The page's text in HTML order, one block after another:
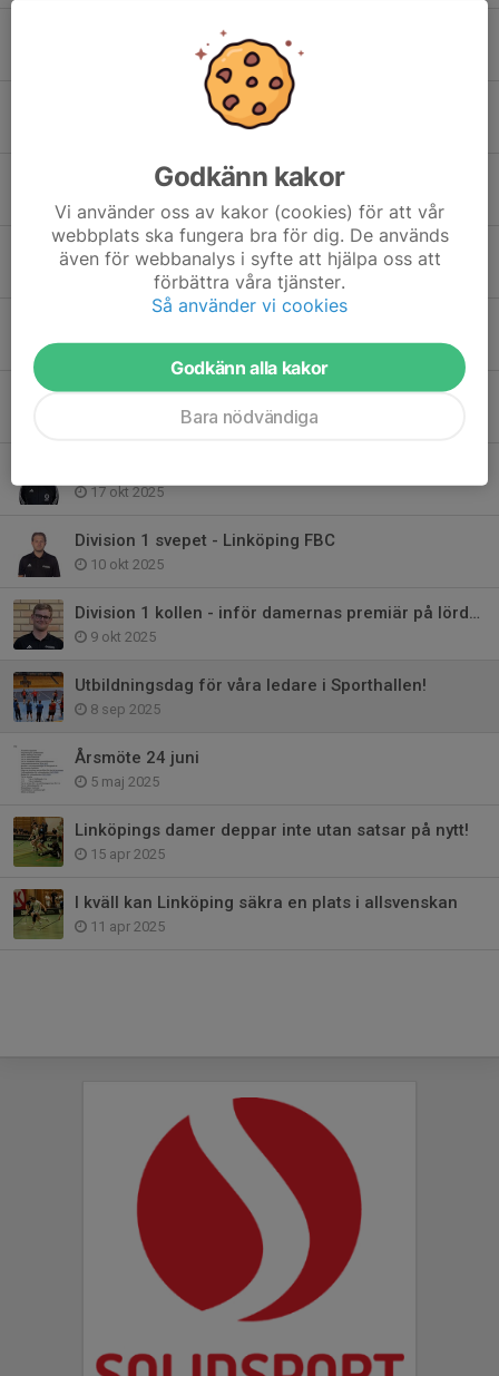
Nya Multihallen – Spaden har satts i backen!
Ni missar väl inte slutspelsfesten?
10 jan, 10:07
Ny stor bortaseger när Linköping slog JIK
28 dec 2025
16 dec 2025
Utbildningsnivån har gått upp i höst!
17 okt 2025
Division 1 svepet - Linköping FBC
10 okt 2025
Division 1 kollen - inför damernas premiär på lördag
9 okt 2025
Utbildningsdag för våra ledare i Sporthallen!
8 sep 2025
Årsmöte 24 juni
5 maj 2025
Linköpings damer deppar inte utan satsar på nytt!
15 apr 2025
I kväll kan Linköping säkra en plats i allsvenskan
11 apr 2025
Godkänn kakor
Vi använder oss av kakor (cookies) för att vår
webbplats ska fungera bra för dig. De används
även för webbanalys i syfte att hjälpa oss att
förbättra våra tjänster.
Så använder vi cookies
Godkänn alla kakor
Bara nödvändiga